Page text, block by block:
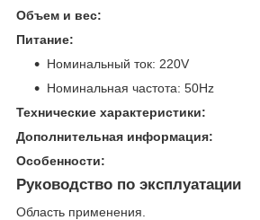
Объем и вес:
Питание:
Номинальный ток: 220V
Номинальная частота: 50Hz
Технические характеристики:
Дополнительная информация:
Особенности:
Руководство по эксплуатации
Область применения.